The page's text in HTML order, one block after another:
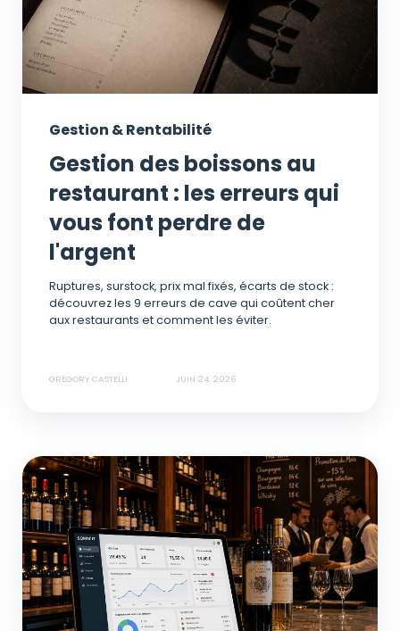
Gestion & Rentabilité
Gestion des boissons au
restaurant : les erreurs qui
vous font perdre de
l'argent
Ruptures, surstock, prix mal fixés, écarts de stock :
découvrez les 9 erreurs de cave qui coûtent cher
aux restaurants et comment les éviter.
GRÉGORY CASTELLI JUIN 24, 2026